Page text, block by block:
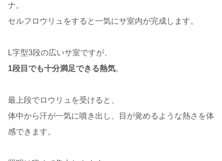
ナ。
セルフロウリュをすると一気にサ室内が完成します。
L字型3段の広いサ室ですが、
1段目でも十分満足できる熱気。
最上段でロウリュを受けると、
体中から汗が一気に噴き出し、目が覚めるような熱さを体
感できます。